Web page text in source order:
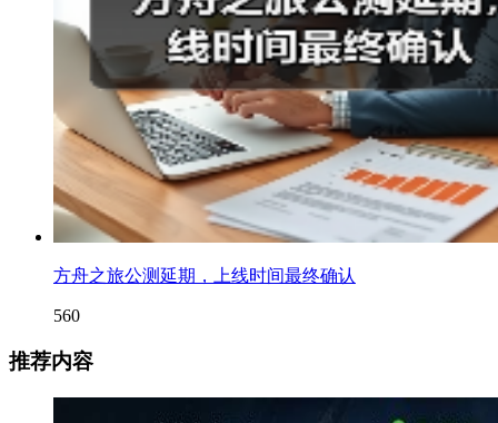
方舟之旅公测延期，上线时间最终确认
560
推荐内容